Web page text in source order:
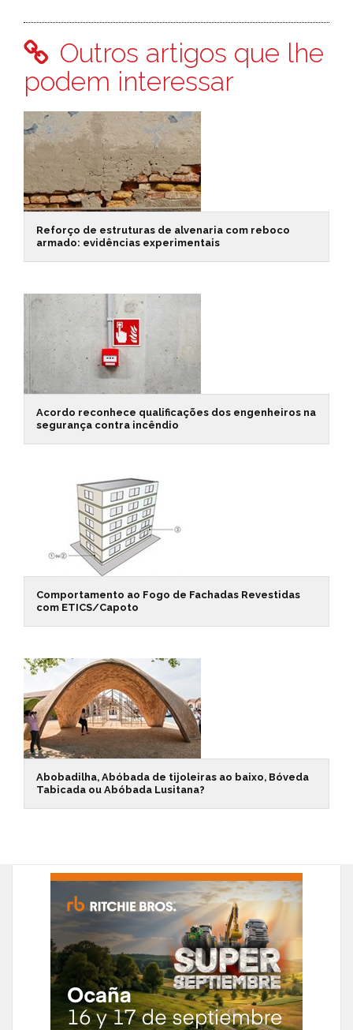
Outros artigos que lhe
podem interessar
Reforço de estruturas de alvenaria com reboco
armado: evidências experimentais
Acordo reconhece qualificações dos engenheiros na
segurança contra incêndio
Comportamento ao Fogo de Fachadas Revestidas
com ETICS/Capoto
Abobadilha, Abóbada de tijoleiras ao baixo, Bóveda
Tabicada ou Abóbada Lusitana?